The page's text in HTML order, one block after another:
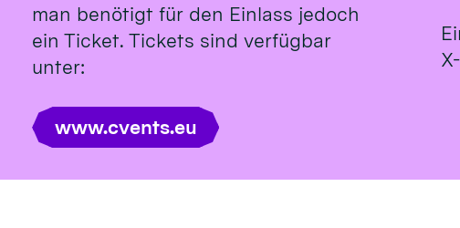
man benötigt für den Einlass jedoch
ein Ticket. Tickets sind verfügbar
unter:
www.cvents.eu